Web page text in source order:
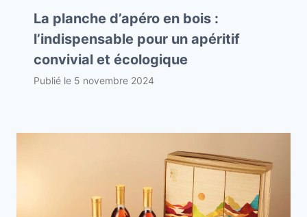
La planche d’apéro en bois :
l’indispensable pour un apéritif
convivial et écologique
Publié le 5 novembre 2024